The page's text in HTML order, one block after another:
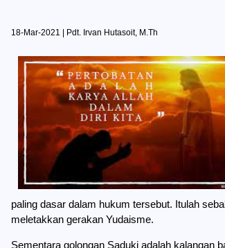
18-Mar-2021 | Pdt. Irvan Hutasoit, M.Th
paling dasar dalam hukum tersebut. Itulah
meletakkan gerakan Yudaisme.
Sementara golongan Saduki adalah kalangan